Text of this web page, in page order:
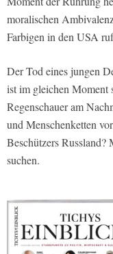
moralischen
Farbigen in den USA
Der Tod eines jungen
ist im gleichen Moment
Regenschauer am
und Menschenketten
Beschützers
suchen.